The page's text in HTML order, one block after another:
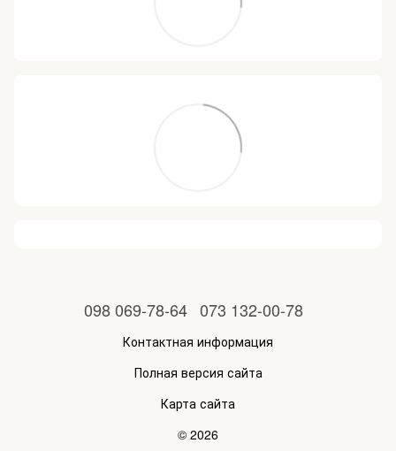
098 069-78-64 073 132-00-78
Контактная информация
Полная версия сайта
Карта сайта
© 2026